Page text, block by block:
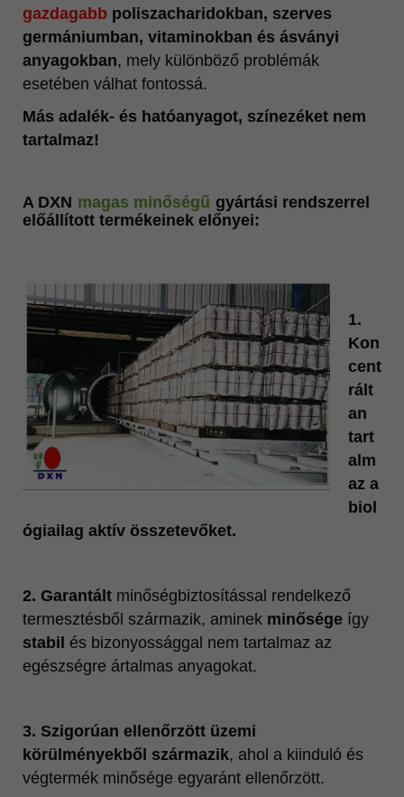
gazdagabb poliszacharidokban, szerves
germániumban, vitaminokban és ásványi
anyagokban, mely különböző problémák
esetében válhat fontossá.
Más adalék- és hatóanyagot, színezéket nem
tartalmaz!
A DXN magas minőségű gyártási rendszerrel
előállított termékeinek előnyei:
1.
Kon
cent
rált
an
tart
alm
az a
biol
ógiailag aktív összetevőket.
2. Garantált minőségbiztosítással rendelkező
termesztésből származik, aminek minősége így
stabil és bizonyossággal nem tartalmaz az
egészségre ártalmas anyagokat.
3. Szigorúan ellenőrzött üzemi
körülményekből származik, ahol a kiinduló és
végtermék minősége egyaránt ellenőrzött.